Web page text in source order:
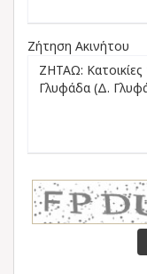
Ζήτηση Ακινήτου